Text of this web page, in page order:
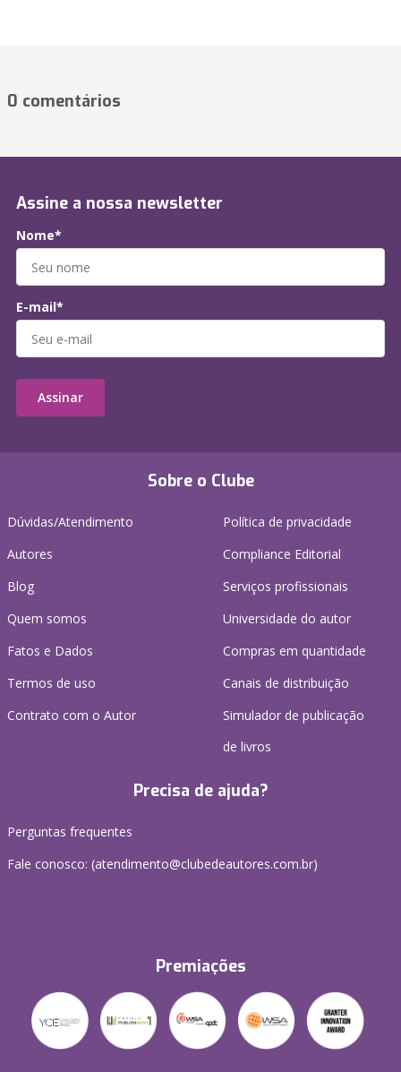
0 comentários
Sobre o Clube
Dúvidas/Atendimento
Autores
Blog
Quem somos
Fatos e Dados
Termos de uso
Contrato com o Autor
Política de privacidade
Compliance Editorial
Serviços profissionais
Universidade do autor
Compras em quantidade
Canais de distribuição
Simulador de publicação
de livros
Precisa de ajuda?
Perguntas frequentes
Fale conosco: (atendimento@clubedeautores.com.br)
Premiações
Assine a nossa newsletter
Nome*
E-mail*
Assinar